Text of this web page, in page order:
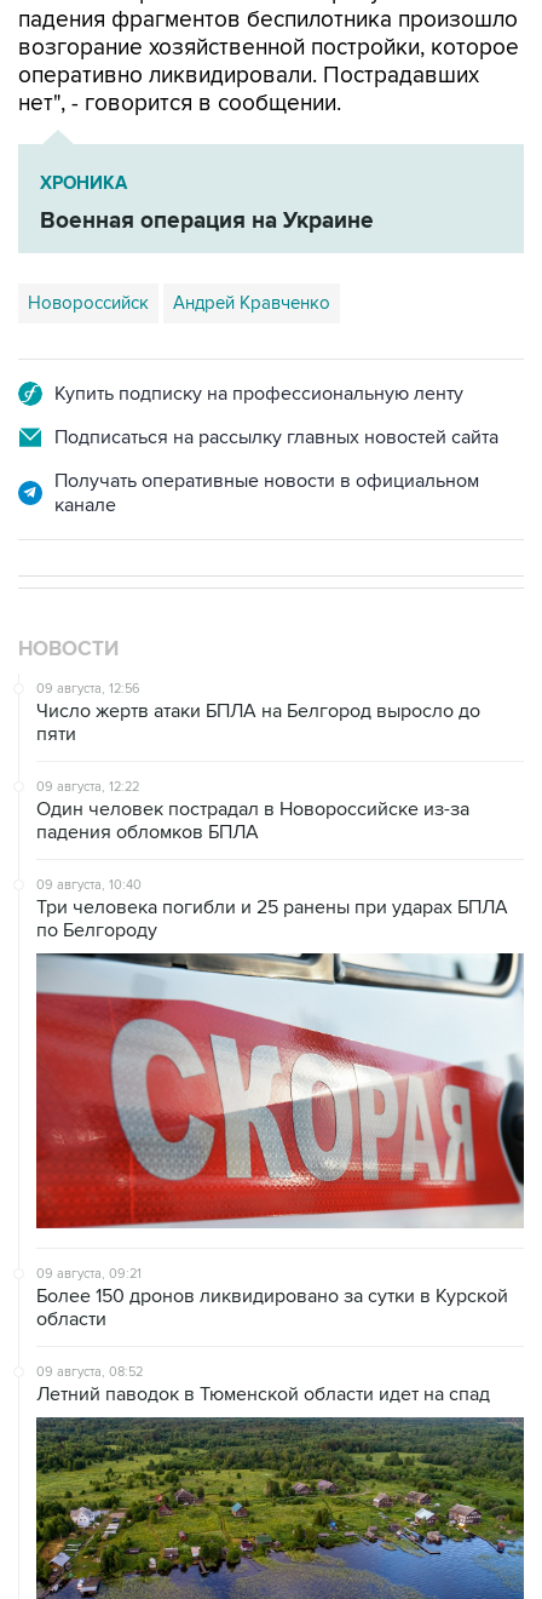
падения фрагментов беспилотника произошло
возгорание хозяйственной постройки, которое
оперативно ликвидировали. Пострадавших
нет", - говорится в сообщении.
ХРОНИКА
Военная операция на Украине
Новороссийск Андрей Кравченко
Купить подписку на профессиональную ленту
Подписаться на рассылку главных новостей сайта
Получать оперативные новости в официальном
канале
НОВОСТИ
09 августа, 12:56
Число жертв атаки БПЛА на Белгород выросло до
пяти
09 августа, 12:22
Один человек пострадал в Новороссийске из-за
падения обломков БПЛА
09 августа, 10:40
Три человека погибли и 25 ранены при ударах БПЛА
по Белгороду
09 августа, 09:21
Более 150 дронов ликвидировано за сутки в Курской
области
09 августа, 08:52
Летний паводок в Тюменской области идет на спад